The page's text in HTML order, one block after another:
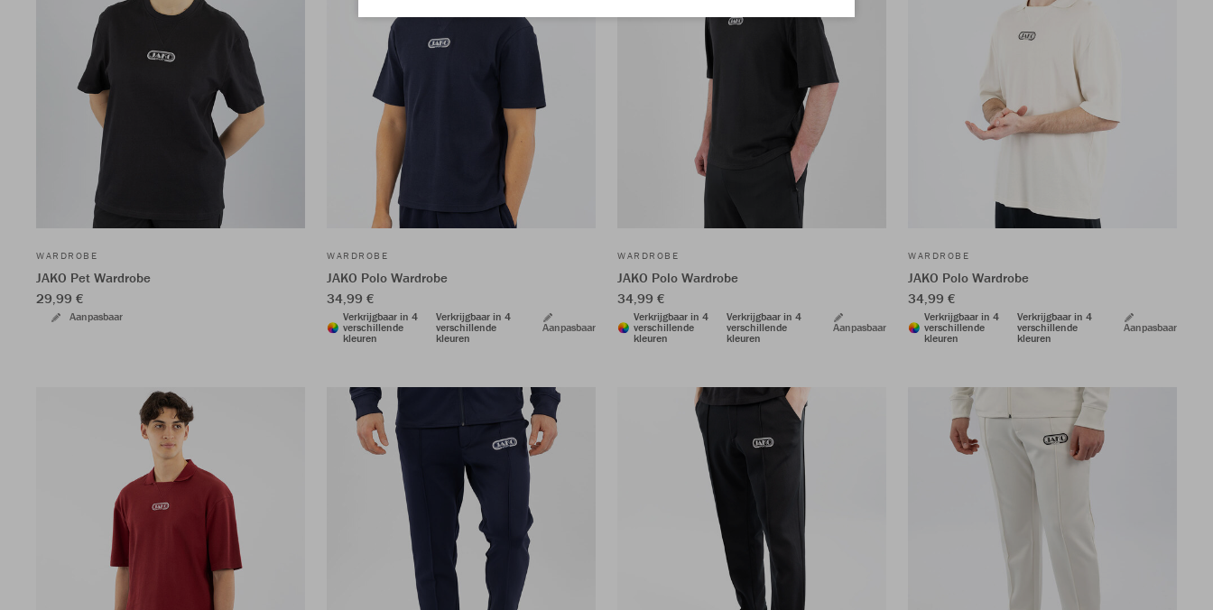
WARDROBE
JAKO Pet Wardrobe
29,99 €
Aanpasbaar
WARDROBE
JAKO Polo Wardrobe
34,99 €
Verkrijgbaar in 4
verschillende
kleuren
Verkrijgbaar in 4
verschillende
kleuren
Aanpasbaar
WARDROBE
JAKO Polo Wardrobe
34,99 €
Verkrijgbaar in 4
verschillende
kleuren
Verkrijgbaar in 4
verschillende
kleuren
Aanpasbaar
WARDROBE
JAKO Polo Wardrobe
34,99 €
Verkrijgbaar in 4
verschillende
kleuren
Verkrijgbaar in 4
verschillende
kleuren
Aanpasbaar